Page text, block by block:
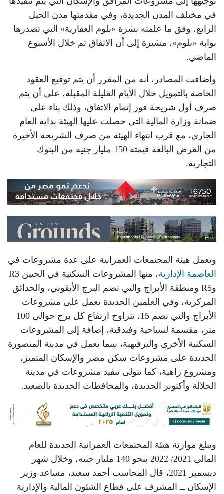
في مختلف المدن الجديدة، وفي مقدمتها مدن الجيل
الرابع، وفق ما علمته نشرة «بلوم العقارية» التي تصدرها
بوابة «بلوم»، مشيرة إلى أن الاتفاق تم خلال الأسبوع
الماضي.
وأضافت المصادر، أنه من المقرر أن يتم توقيع العقود
الخاصة بالتمويل خلال الأيام القليلة المقبلة، على أن يتم
صرف أول شريحة فور إتمام الاتفاق، وذلك بناء على
ضمانة وزارة المالية التي حصلت عليها الهيئة بداية العام
الجاري، مع قرب انتهاء الهيئة من صرف الشريحة الأخيرة
من القرض البالغة قيمته 150 مليار جنيه من البنوك
التجارية.
وتعمل هيئة المجتمعات العمرانية على عدة مشروعات في
العاصمة الإدارية
، منها المشروعات السكنية في الحيين R3
وR5 ومنطقة الأبراج والتي تضم البرج الأيقوني، والحدائق
المركزية، وفي العلمين الجديدة تعمل على مشروعات
الأبراج والتي تضم 15، تتراوح ارتفاع كل برج حوالى 100
متر، مقسمة لسياحية وفندقية، إضافة إلى المشروعات
السكنية الأخرى والترفيهية، بينما تعمل في مدينة المنصورة
الجديدة على مشروعات سكن مصر والإسكان المتميز،
ومشروع زاهية، كما تتولى تنفيذ مشروعات في مدينة
الجلالة وأكتوبر الجديدة، والمحافظات الجديدة بالصعيد.
وتبلغ موازنة هيئة المجتمعات العمرانية الجديدة للعام
المالى 2021/ 2022 بنحو 140 مليار جنيه، وخلال شهر
ديسمبر 2021، قال المحاسب أحمد سعيد، مساعد وزير
الإسكان ــ المشرف على قطاع الشئون المالية والإدارية